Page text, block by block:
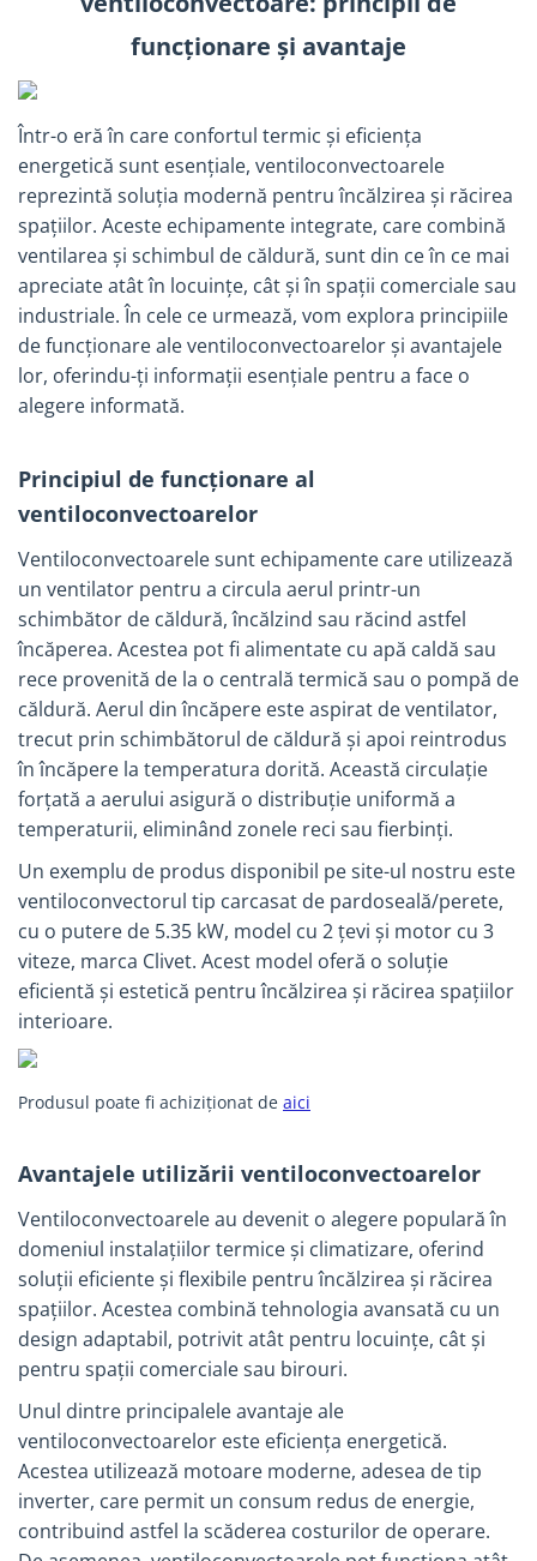
Solutii de curatare si tratare
Schimbatoare de caldura
Pompe de caldura
Sisteme de degivrare
Incalzitoare pe motorina / gaz
Generatoare de abur
Distribuitoare si butelii de
egalizare
Pompe de circulatie si accesorii
Vase de expansiune termice
Detectoare si regulatoare de gaz si
fum
Boilere
Instant apa calda pe gaz / GPL
Panouri solare si fotovoltaice
Panouri solare cu tuburi vidate
Panouri solare plane
Pachete complete panouri solare
Echipamente pentru panouri
solare
Panouri solare fotovoltaice
Ventilatie si climatizare
Aparate de aer conditionat
Perdele de aer
Ventiloconvectoare si sisteme VRF
Chillere
Rooftop-uri pentru racire si
incalzire
Sisteme evaporative de climatizare
Ventilatoare pentru tubulatura
Filtrare si odorizare aer
Recuperatoare de caldura
Accesorii echipamente de
ventilatie si climatizare
Instalatii de apa si canalizare
Alimentare cu apa
Canalizare interioara
Canalizare exterioara
Canalizare pluviala
funcționare și avantaje
Într-o eră în care confortul termic și eficiența
energetică sunt esențiale, ventiloconvectoarele
reprezintă soluția modernă pentru încălzirea și răcirea
spațiilor. Aceste echipamente integrate, care combină
ventilarea și schimbul de căldură, sunt din ce în ce mai
apreciate atât în locuințe, cât și în spații comerciale sau
industriale. În cele ce urmează, vom explora principiile
de funcționare ale ventiloconvectoarelor și avantajele
lor, oferindu-ți informații esențiale pentru a face o
alegere informată.​
Principiul de funcționare al
ventiloconvectoarelor
Ventiloconvectoarele sunt echipamente care utilizează
un ventilator pentru a circula aerul printr-un
schimbător de căldură, încălzind sau răcind astfel
încăperea. Acestea pot fi alimentate cu apă caldă sau
rece provenită de la o centrală termică sau o pompă de
căldură. Aerul din încăpere este aspirat de ventilator,
trecut prin schimbătorul de căldură și apoi reintrodus
în încăpere la temperatura dorită. Această circulație
forțată a aerului asigură o distribuție uniformă a
temperaturii, eliminând zonele reci sau fierbinți.
Un exemplu de produs disponibil pe site-ul nostru este
ventiloconvectorul tip carcasat de pardoseală/perete,
cu o putere de 5.35 kW, model cu 2 țevi și motor cu 3
viteze, marca Clivet. Acest model oferă o soluție
eficientă și estetică pentru încălzirea și răcirea spațiilor
interioare.
Produsul poate fi achiziționat de aici
Avantajele utilizării ventiloconvectoarelor
Ventiloconvectoarele au devenit o alegere populară în
domeniul instalațiilor termice și climatizare, oferind
soluții eficiente și flexibile pentru încălzirea și răcirea
spațiilor. Acestea combină tehnologia avansată cu un
design adaptabil, potrivit atât pentru locuințe, cât și
pentru spații comerciale sau birouri.​
Unul dintre principalele avantaje ale
ventiloconvectoarelor este eficiența energetică.
Acestea utilizează motoare moderne, adesea de tip
inverter, care permit un consum redus de energie,
contribuind astfel la scăderea costurilor de operare.